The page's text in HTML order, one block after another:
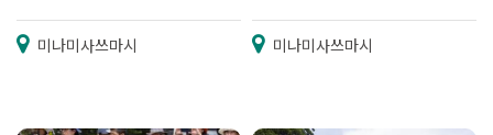
미나미사쓰마시 미나미사쓰마시